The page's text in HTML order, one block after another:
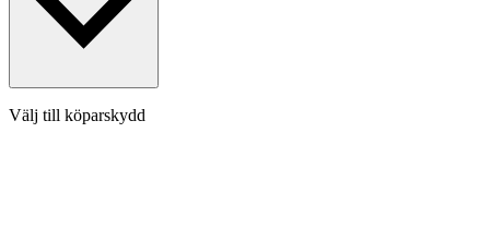
Välj till köparskydd